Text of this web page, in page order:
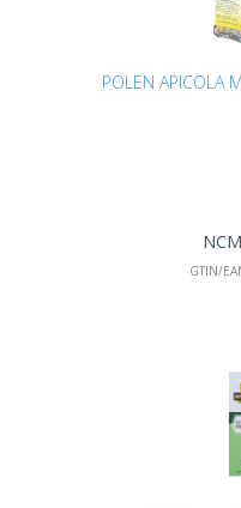
POLEN APICOLA
GTIN/